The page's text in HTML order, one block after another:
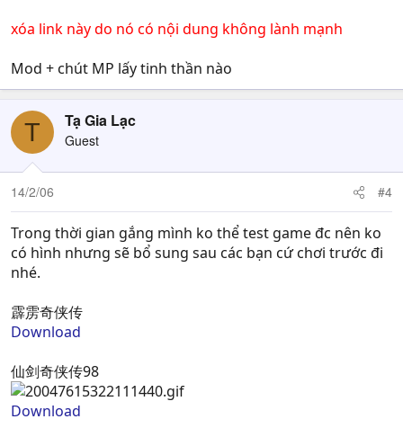
xóa link này do nó có nội dung không lành mạnh
Mod + chút MP lấy tinh thần nào
T Tạ Gia Lạc
Guest
14/2/06 #4
Trong thời gian gắng mình ko thể test game đc nên ko
có hình nhưng sẽ bổ sung sau các bạn cứ chơi trước đi
nhé.
霹雳奇侠传
Download
仙剑奇侠传98
Download